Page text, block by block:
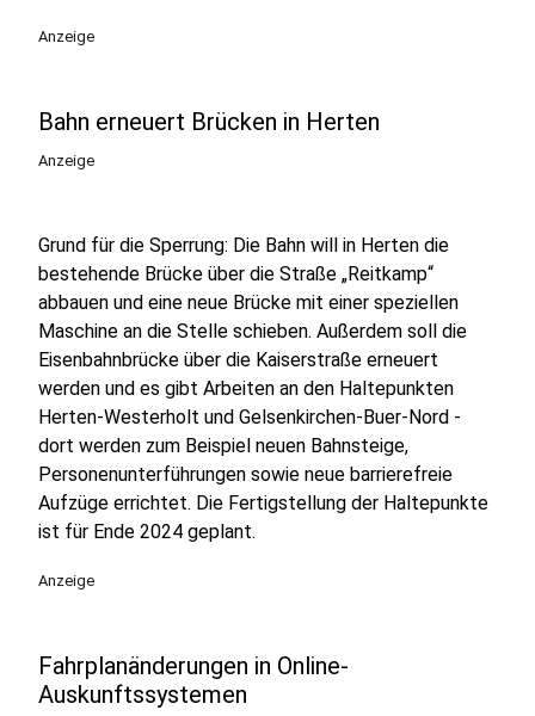
Anzeige
Bahn erneuert Brücken in Herten
Anzeige
Grund für die Sperrung: Die Bahn will in Herten die
bestehende Brücke über die Straße „Reitkamp“
abbauen und eine neue Brücke mit einer speziellen
Maschine an die Stelle schieben. Außerdem soll die
Eisenbahnbrücke über die Kaiserstraße erneuert
werden und es gibt Arbeiten an den Haltepunkten
Herten-Westerholt und Gelsenkirchen-Buer-Nord -
dort werden zum Beispiel neuen Bahnsteige,
Personenunterführungen sowie neue barrierefreie
Aufzüge errichtet. Die Fertigstellung der Haltepunkte
ist für Ende 2024 geplant.
Anzeige
Fahrplanänderungen in Online-
Auskunftssystemen